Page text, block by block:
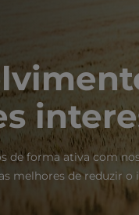
de forma ativa com
melhores de reduzir o